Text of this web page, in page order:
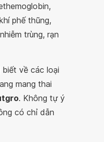
phế thũng,
trùng, rạn
biết về các loại
mang thai
. Không tự ý
có chỉ dẫn